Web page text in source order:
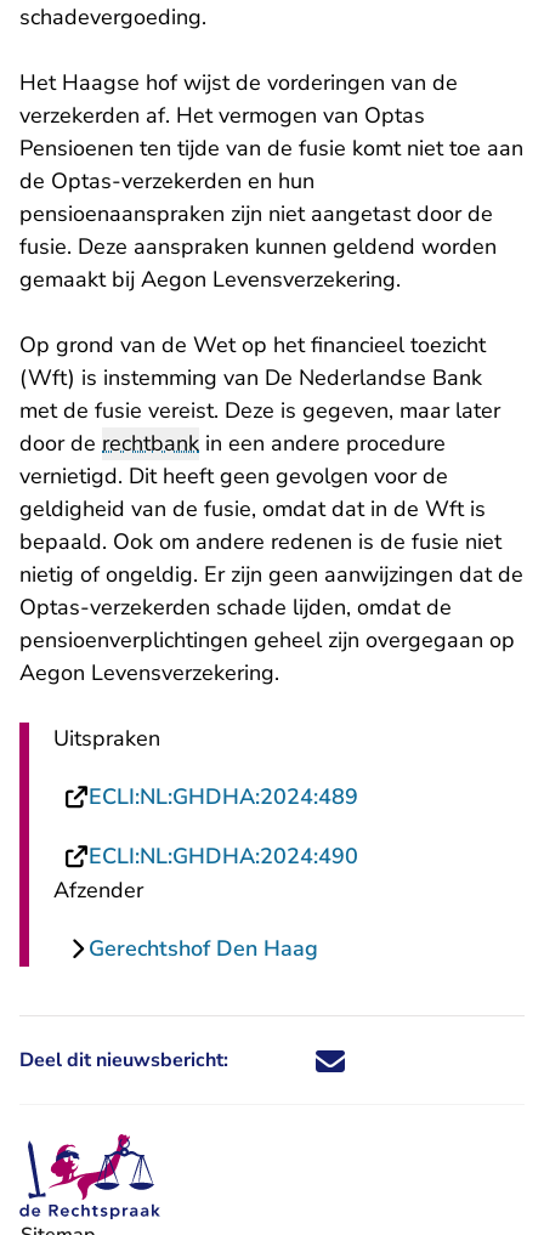
schadevergoeding.
Het Haagse hof wijst de vorderingen van de
verzekerden af. Het vermogen van Optas
Pensioenen ten tijde van de fusie komt niet toe aan
de Optas-verzekerden en hun
pensioenaanspraken zijn niet aangetast door de
fusie. Deze aanspraken kunnen geldend worden
gemaakt bij Aegon Levensverzekering.
Op grond van de Wet op het financieel toezicht
(Wft) is instemming van De Nederlandse Bank
met de fusie vereist. Deze is gegeven, maar later
door de rechtbank in een andere procedure
vernietigd. Dit heeft geen gevolgen voor de
geldigheid van de fusie, omdat dat in de Wft is
bepaald. Ook om andere redenen is de fusie niet
nietig of ongeldig. Er zijn geen aanwijzingen dat de
Optas-verzekerden schade lijden, omdat de
pensioenverplichtingen geheel zijn overgegaan op
Aegon Levensverzekering.
Uitspraken
ECLI:NL:GHDHA:2024:489
ECLI:NL:GHDHA:2024:490
Afzender
Gerechtshof Den Haag
Deel dit nieuwsbericht: Deel dit nieuwsbericht via X -
Deel dit nieuwsbericht via
Deel dit nieuwsbericht
Deel dit